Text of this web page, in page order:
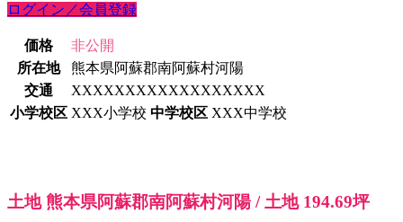
ログイン／会員登録
価格
非公開
所在地
熊本県阿蘇郡南阿蘇村河陽
交通
XXXXXXXXXXXXXXXXXX
小学校区 XXX小学校 中学校区 XXX中学校
土地 熊本県阿蘇郡南阿蘇村河陽 / 土地 194.69坪